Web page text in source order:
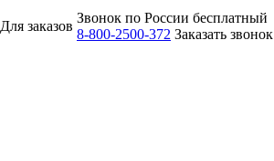
Для заказов
Звонок по России бесплатный
8-800-2500-372 Заказать звонок